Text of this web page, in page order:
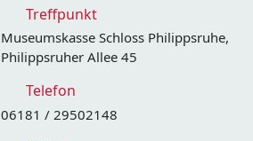
Treffpunkt
Museumskasse Schloss Philippsruhe,
Philippsruher Allee 45
Telefon
06181 / 29502148